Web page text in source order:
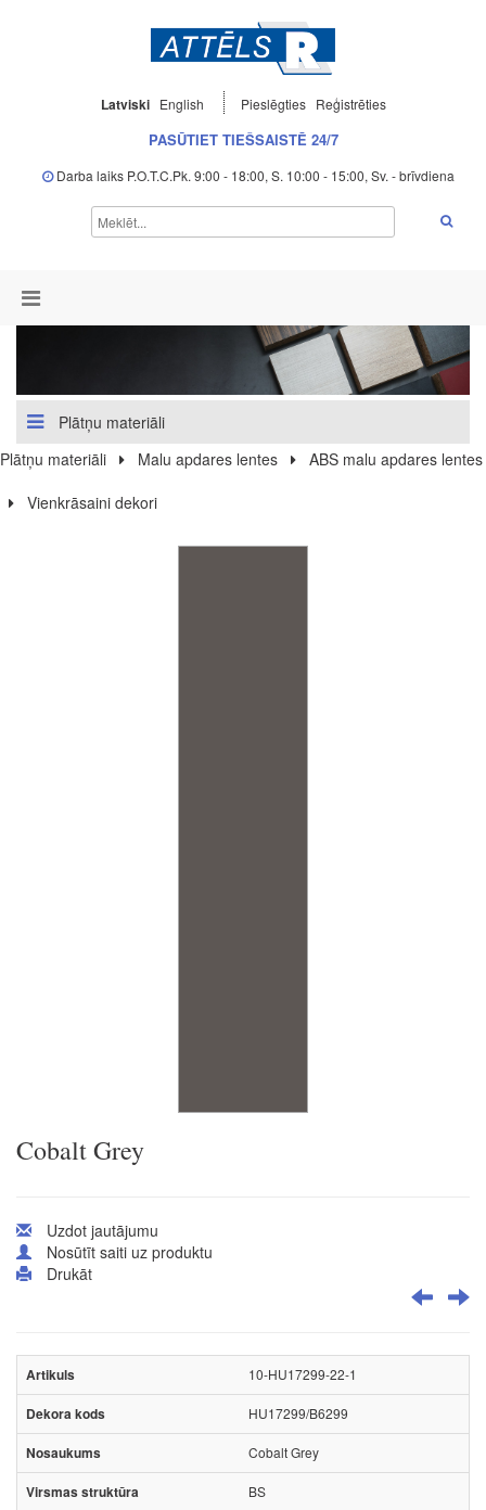
Latviski English Pieslēgties Reģistrēties
PASŪTIET TIEŠSAISTĒ 24/7
Darba laiks P.O.T.C.Pk. 9:00 - 18:00, S. 10:00 - 15:00, Sv. - brīvdiena
Plātņu materiāli
Plātņu materiāli
Malu apdares lentes
ABS malu apdares lentes
Vienkrāsaini dekori
Cobalt Grey
Uzdot jautājumu
Nosūtīt saiti uz produktu
Drukāt
10-HU17299-22-1
HU17299/B6299
Cobalt Grey
BS